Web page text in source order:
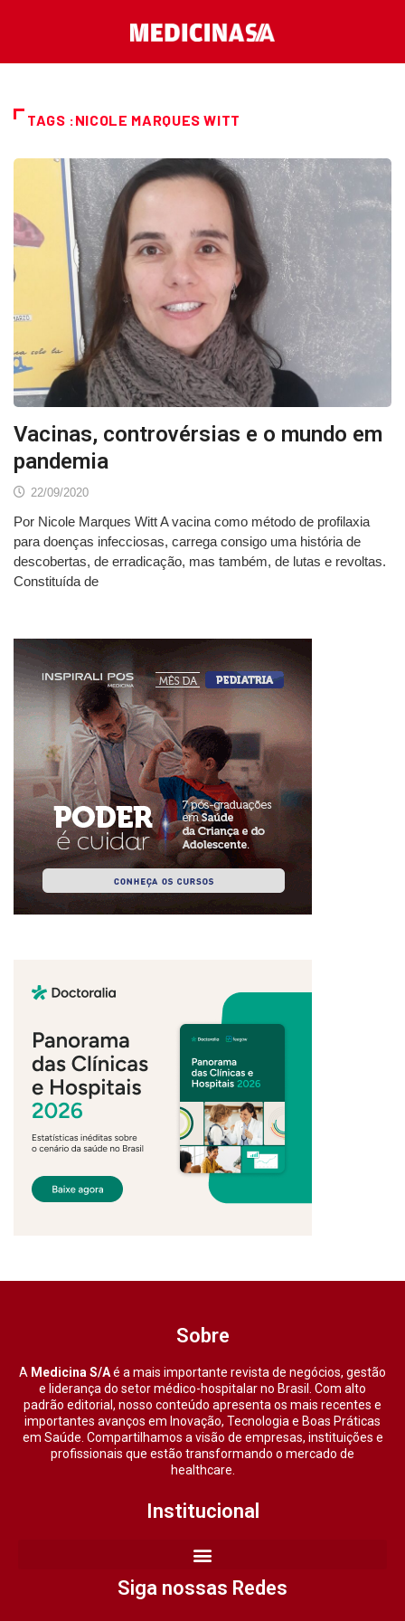
TAGS :NICOLE MARQUES WITT
Vacinas, controvérsias e o mundo em
pandemia
22/09/2020
Por Nicole Marques Witt A vacina como método de profilaxia
para doenças infecciosas, carrega consigo uma história de
descobertas, de erradicação, mas também, de lutas e revoltas.
Constituída de
Sobre
A Medicina S/Aé a mais importante revista de negócios, gestão
e liderança do setor médico-hospitalar no Brasil. Com alto
padrão editorial, nosso conteúdo apresenta os mais recentes e
importantes avanços em Inovação, Tecnologia e Boas Práticas
em Saúde. Compartilhamos a visão de empresas, instituições e
profissionais que estão transformando o mercado de
healthcare.
Institucional
Siga nossas Redes